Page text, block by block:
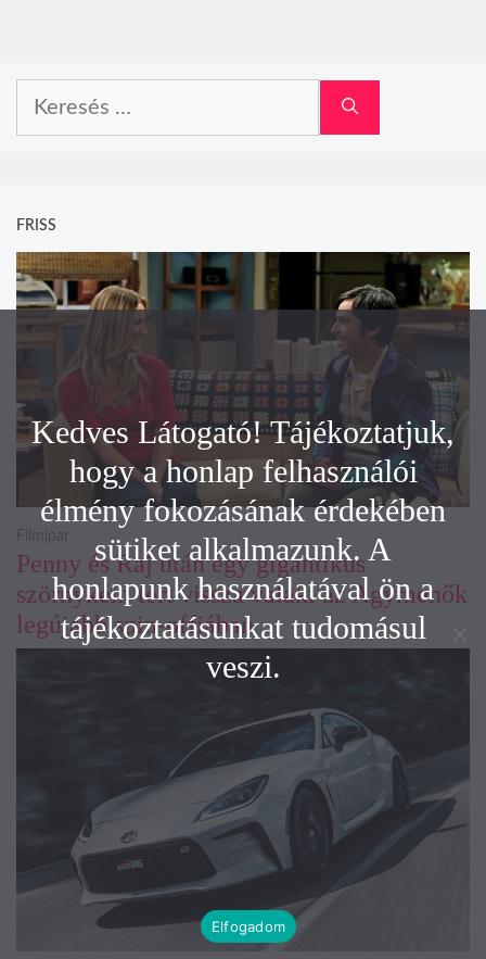
FRISS
Penny és Raj után egy gigantikus
szörnyként tért vissza valaki az Agymenők
legújabb spin-offjában
Filmipar
Kedves Látogató! Tájékoztatjuk,
hogy a honlap felhasználói
élmény fokozásának érdekében
sütiket alkalmazunk. A
honlapunk használatával ön a
tájékoztatásunkat tudomásul
veszi.
Elfogadom